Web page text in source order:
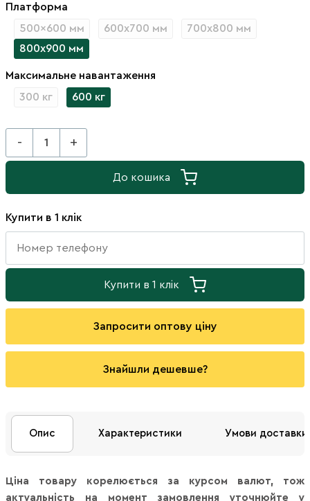
Платформа
500x600 мм
600х700 мм
700х800 мм
800х900 мм
Максимальне навантаження
300 кг
600 кг
- +
До кошика
Купити в 1 клік
Купити в 1 клік
Запросити оптову ціну
Знайшли дешевше?
Опис Характеристики Умови доставки
Ціна товару корелюється за курсом валют, тож
актуальність на момент замовлення уточнюйте у